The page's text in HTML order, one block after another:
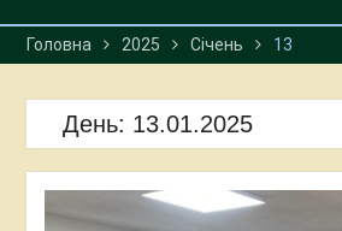
Головна 2025 Січень 13
День: 13.01.2025